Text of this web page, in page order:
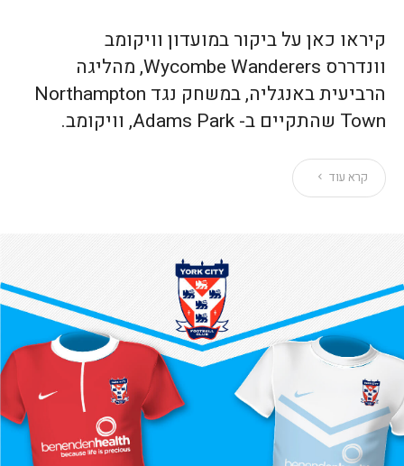
קיראו כאן על ביקור במועדון וויקומב
וונדררס Wycombe Wanderers, מהליגה
הרביעית באנגליה, במשחק נגד Northampton
Town שהתקיים ב- Adams Park, וויקומב.
קרא עוד